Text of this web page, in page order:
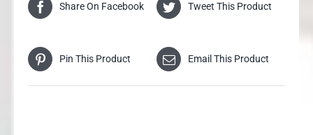
Share On Facebook Tweet This Product
Pin This Product Email This Product